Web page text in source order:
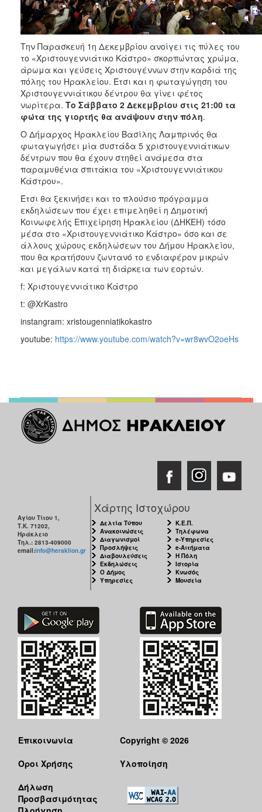
ΠΟΛΙΤΙΣΜΟΣ
ΑΝΘΕΚΤΙΚΗ
ΠΟΛΗΤην Παρασκευή 1η Δεκεμβρίου ανοίγει τις πύλες του
το «Χριστουγεννιάτικο Κάστρο» σκορπώντας χρώμα,
άρωμα και γεύσεις Χριστουγέννων στην καρδιά της
πόλης του Ηρακλείου. Έτσι και η φωταγώγηση του
Χριστουγεννιάτικου δέντρου θα γίνει φέτος
νωρίτερα. Το Σάββατο 2 Δεκεμβρίου στις 21:00 τα
φώτα της γιορτής θα ανάψουν στην πόλη.
Ο Δήμαρχος Ηρακλείου Βασίλης Λαμπρινός θα
φωταγωγήσει μία συστάδα 5 χριστουγεννιάτικων
δέντρων που θα έχουν στηθεί ανάμεσα στα
παραμυθένια σπιτάκια του «Χριστουγεννιάτικου
Κάστρου».
Έτσι θα ξεκινήσει και το πλούσιο πρόγραμμα
εκδηλώσεων που έχει επιμεληθεί η Δημοτική
Κοινωφελής Επιχείρηση Ηρακλείου (ΔΗΚΕΗ) τόσο
μέσα στο «Χριστουγεννιάτικο Κάστρο» όσο και σε
άλλους χώρους εκδηλώσεων του Δήμου Ηρακλείου,
που θα κρατήσουν ζωντανό το ενδιαφέρον μικρών
και μεγάλων κατά τη διάρκεια των εορτών.
f: Χριστουγεννιάτικο Κάστρο
t: @XrKastro
instangram: xristougenniatikokastro
youtube: https://www.youtube.com/watch?v=wr8wvO2oeHs
Αγίου Τίτου 1,
Τ.Κ. 71202,
Ηράκλειο
Τηλ.: 2813-409000
email:info@heraklion.gr
Χάρτης Ιστοχώρου
Δελτία Τύπου
Ανακοινώσεις
Διαγωνισμοί
Προσλήψεις
Διαβουλεύσεις
Εκδηλώσεις
Ο Δήμος
Υπηρεσίες
Κ.Ε.Π.
Τηλέφωνα
e-Υπηρεσίες
e-Αιτήματα
Η Πόλη
Ιστορία
Κνωσός
Μουσεία
Επικοινωνία
Όροι Χρήσης
Δήλωση
Προσβασιμότητας
Copyright © 2026
Υλοποίηση